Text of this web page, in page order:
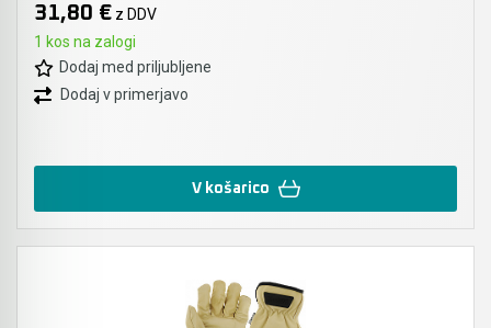
31,80 € z DDV
1 kos na zalogi
Dodaj med priljubljene
Dodaj v primerjavo
V košarico